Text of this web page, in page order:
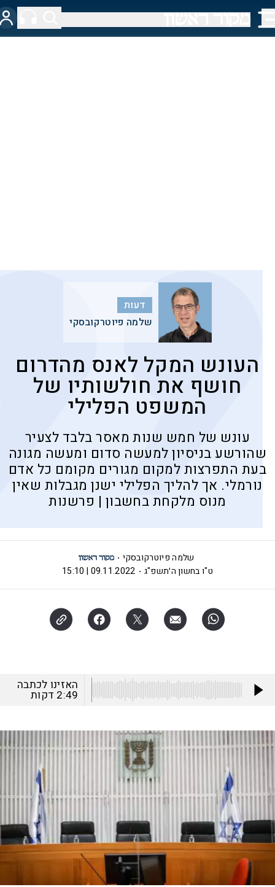
דעות
שלמה פיוטרקובסקי
העונש המקל לאנס מהדרום
חושף את חולשותיו של
המשפט הפלילי
עונש של חמש שנות מאסר בלבד לצעיר
שהורשע בניסיון למעשה סדום ומעשה מגונה
בעת התפרצות למקום מגורים מקומם כל אדם
נורמלי. אך להליך הפלילי ישנן מגבלות שאין
מנוס מלקחת בחשבון | פרשנות
שלמה פיוטרקובסקי
ט"ו בחשון ה׳תשפ"ג
09.11.2022 | 15:10
האזינו לכתבה
2:49 דקות